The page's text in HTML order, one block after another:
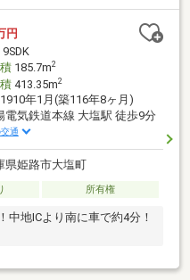
円
9SDK
185.7m2
413.35m2
1910年1月(築116年8ヶ月)
電気鉄道本線 大塩駅 徒歩9分
通
県姫路市大塩町
所有権
地ICより南に車で約4分！